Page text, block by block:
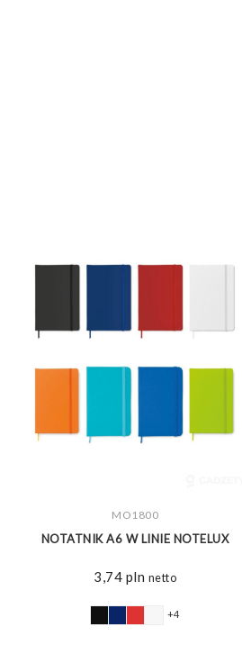
ZOBACZ WIĘCEJ
MO1800
NOTATNIK A6 W LINIE NOTELUX
3,74 pln netto
+4